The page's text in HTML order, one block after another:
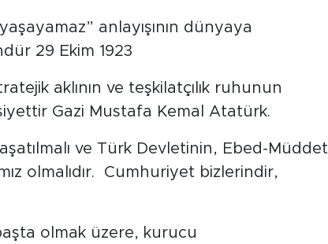
anlayışının dünyaya
29 Ekim 1923
aklının ve teşkilatçılık ruhunun
Gazi Mustafa Kemal Atatürk.
ve Türk Devletinin, Ebed-Müddet
olmalıdır. Cumhuriyet bizlerindir,
olmak üzere, kurucu